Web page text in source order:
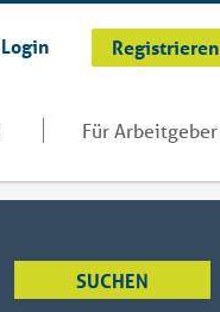
Login Registrieren
Für Arbeitgeber